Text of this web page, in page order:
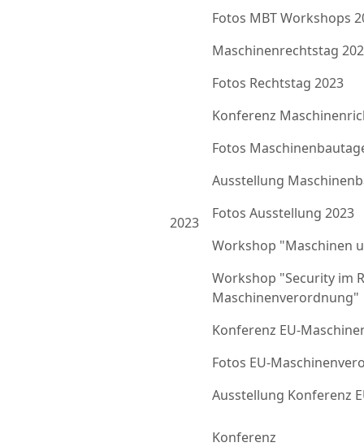
Fotos MBT Workshops
2023
Maschinenrechtstag
Fotos Rechtstag 2023
Konferenz
Fotos
Ausstellung
Fotos Ausstellung 2023
Workshop "Maschinen
Workshop "Security im
Maschinenverordnung"
Konferenz EU-
Fotos EU-
Ausstellung Konferenz
Konferenz